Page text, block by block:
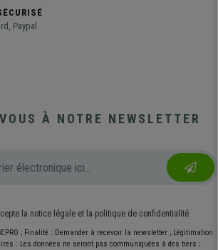
Paypal
À NOTRE NEWSLETTER
la notice légale et la politique de confidentialité
; Finalité : Demander à recevoir la newsletter ; Légitimation :
: Les données ne seront pas communiquées à des tiers ;